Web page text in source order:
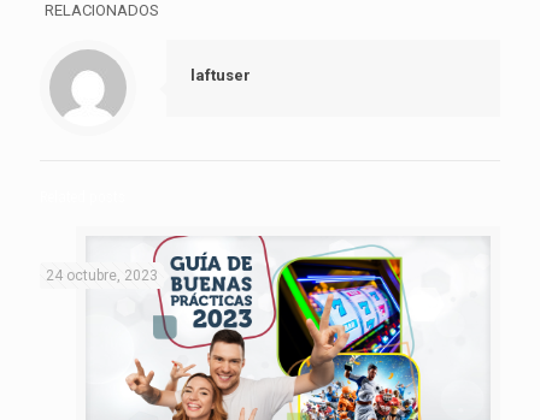
RELACIONADOS
laftuser
24 octubre, 2023